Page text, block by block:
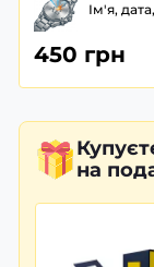
Ім'я,
450 грн
на